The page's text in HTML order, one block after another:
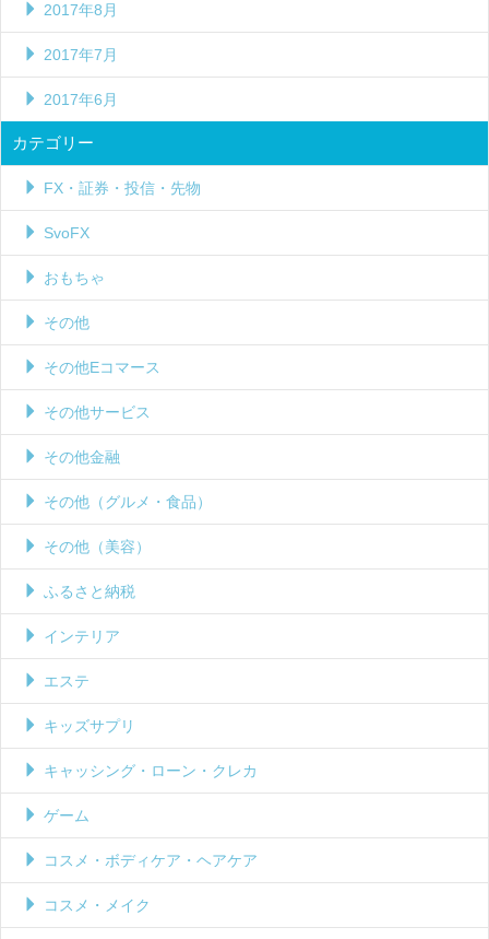
2017年8月
2017年7月
2017年6月
カテゴリー
FX・証券・投信・先物
SvoFX
おもちゃ
その他
その他Eコマース
その他サービス
その他金融
その他（グルメ・食品）
その他（美容）
ふるさと納税
インテリア
エステ
キッズサプリ
キャッシング・ローン・クレカ
ゲーム
コスメ・ボディケア・ヘアケア
コスメ・メイク